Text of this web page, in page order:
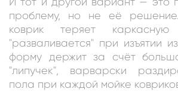
проблему, но не её
коврик теряет
"разваливается" при изъятии
форму держит за счёт
"липучек", варварски
пола при каждой мойке